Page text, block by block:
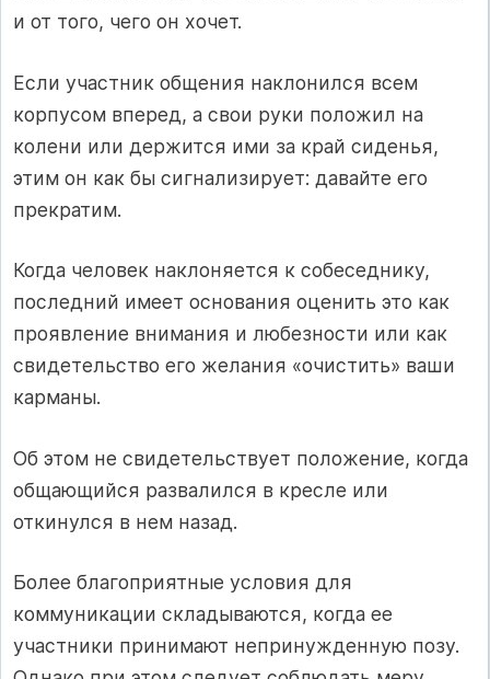
и от того, чего он хочет.
Если участник общения наклонился всем
корпусом вперед, а свои руки положил на
колени или держится ими за край сиденья,
этим он как бы сигнализирует: давайте его
прекратим.
Когда человек наклоняется к собеседнику,
последний имеет основания оценить это как
проявление внимания и любезности или как
свидетельство его желания «очистить» ваши
карманы.
Об этом не свидетельствует положение, когда
общающийся развалился в кресле или
откинулся в нем назад.
Более благоприятные условия для
коммуникации складываются, когда ее
участники принимают непринужденную позу.